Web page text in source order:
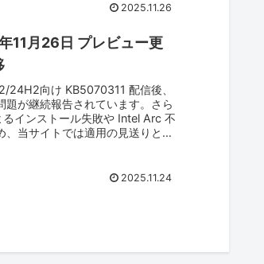
2025.11.26
11月26日 プレビュー更
24H2向け KB5070311 配信後、
題が継続報告されています。さら
インストール失敗や Intel Arc 不
当サイトでは適用の見送りと、
2025.11.24